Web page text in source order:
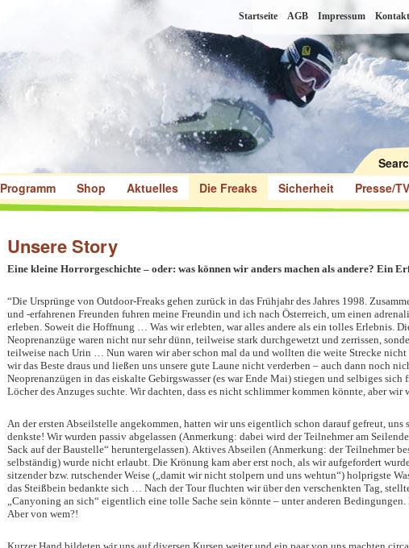
Startseite AGB Impressum Kontakt
Programm Shop Aktuelles Die Freaks Sicherheit Presse/TV
Unsere Story
Eine kleine Horrorgeschichte – oder: was können wir anders machen als andere? Ein
“Die Ursprünge von Outdoor-Freaks gehen zurück in das Frühjahr des Jahres 1998.
und -erfahrenen Freunden fuhren meine Freundin und ich nach Österreich, um einen
erleben. Soweit die Hoffnung … Was wir erlebten, war alles andere als ein tolles Erlebnis.
Neoprenanzüge waren nicht nur sehr dünn, teilweise stark durchgewetzt und zerrissen,
teilweise nach Urin … Nun waren wir aber schon mal da und wollten die weite Strecke nicht
wir das Beste draus und ließen uns unsere gute Laune nicht verderben – auch dann noch
Neoprenanzügen in das eiskalte Gebirgswasser (es war Ende Mai) stiegen und selbiges
Löcher des Anzuges suchte. Wir dachten, dass es nicht schlimmer kommen könnte, aber
An der ersten Abseilstelle angekommen, hatten wir uns eigentlich schon darauf gefreut,
denkste! Wir wurden passiv abgelassen (Anmerkung: dabei wird der Teilnehmer am
Sack auf der Baustelle“ heruntergelassen). Aktives Abseilen (Anmerkung: der Teilnehmer
selbständig) wurde nicht erlaubt. Die Krönung kam aber erst noch, als wir aufgefordert
sitzender bzw. rutschender Weise („damit wir nicht stolpern und uns wehtun“) holprigste
das Steißbein bedankte sich … Nach der Tour fluchten wir über den verschenkten Tag,
„Canyoning an sich“ eigentlich eine tolle Sache sein könnte – unter anderen Bedingungen.
Aber von wem?!